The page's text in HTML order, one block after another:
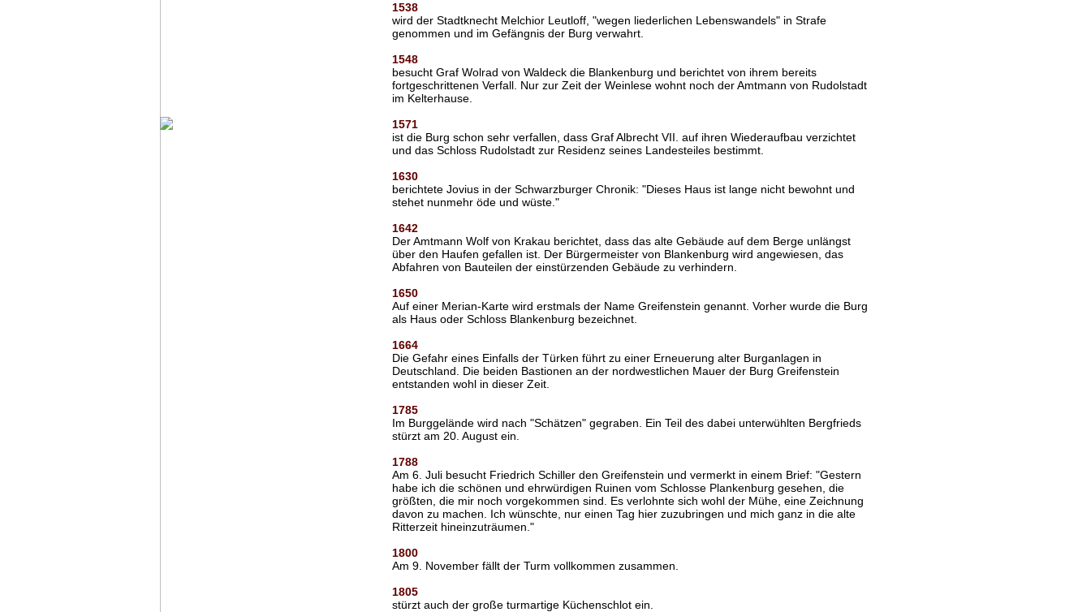
1538
wird der Stadtknecht Melchior Leutloff, "wegen liederlichen Lebenswandels" in Strafe
genommen und im Gefängnis der Burg verwahrt.
1548
besucht Graf Wolrad von Waldeck die Blankenburg und berichtet von ihrem bereits
fortgeschrittenen Verfall. Nur zur Zeit der Weinlese wohnt noch der Amtmann von Rudolstadt
im Kelterhause.
1571
ist die Burg schon sehr verfallen, dass Graf Albrecht VII. auf ihren Wiederaufbau verzichtet
und das Schloss Rudolstadt zur Residenz seines Landesteiles bestimmt.
1630
berichtete Jovius in der Schwarzburger Chronik: "Dieses Haus ist lange nicht bewohnt und
stehet nunmehr öde und wüste."
1642
Der Amtmann Wolf von Krakau berichtet, dass das alte Gebäude auf dem Berge unlängst
über den Haufen gefallen ist. Der Bürgermeister von Blankenburg wird angewiesen, das
Abfahren von Bauteilen der einstürzenden Gebäude zu verhindern.
1650
Auf einer Merian-Karte wird erstmals der Name Greifenstein genannt. Vorher wurde die Burg
als Haus oder Schloss Blankenburg bezeichnet.
1664
Die Gefahr eines Einfalls der Türken führt zu einer Erneuerung alter Burganlagen in
Deutschland. Die beiden Bastionen an der nordwestlichen Mauer der Burg Greifenstein
entstanden wohl in dieser Zeit.
1785
Im Burggelände wird nach "Schätzen" gegraben. Ein Teil des dabei unterwühlten Bergfrieds
stürzt am 20. August ein.
1788
Am 6. Juli besucht Friedrich Schiller den Greifenstein und vermerkt in einem Brief: "Gestern
habe ich die schönen und ehrwürdigen Ruinen vom Schlosse Plankenburg gesehen, die
größten, die mir noch vorgekommen sind. Es verlohnte sich wohl der Mühe, eine Zeichnung
davon zu machen. Ich wünschte, nur einen Tag hier zuzubringen und mich ganz in die alte
Ritterzeit hineinzuträumen."
1800
Am 9. November fällt der Turm vollkommen zusammen.
1805
stürzt auch der große turmartige Küchenschlot ein.